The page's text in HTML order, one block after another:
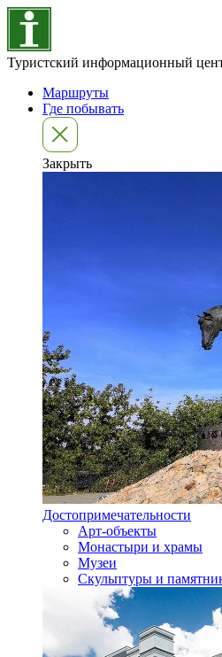
Туристский информационный
Маршруты
Где побывать
Закрыть
Достопримечательности
Арт-объекты
Монастыри и храмы
Музеи
Скульптуры и